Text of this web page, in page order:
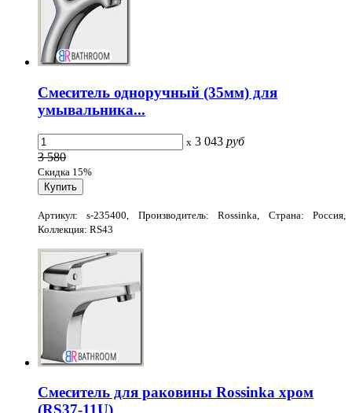
Смеситель одноручный (35мм) для
умывальника...
x 3 043 руб
3 580
Скидка 15%
Артикул: s-235400, Производитель: Rossinka, Страна: Россия,
Коллекция: RS43
Смеситель для раковины Rossinka хром
(RS37-11U)